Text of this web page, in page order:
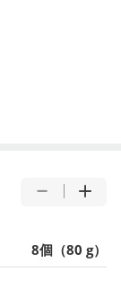
8個（80 g）